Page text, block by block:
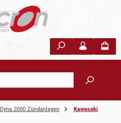
Dyna 2000 Zündanlagen Kawasaki